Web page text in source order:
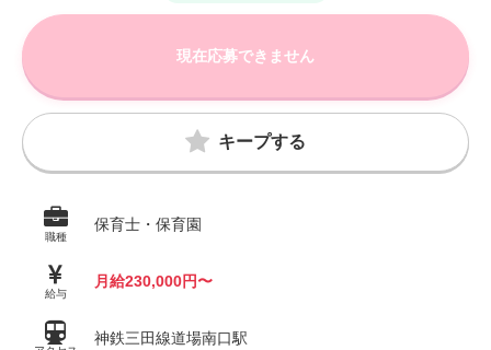
現在応募できません
キープする
職種
保育士・保育園
給与
月給230,000円〜
神鉄三田線道場南口駅